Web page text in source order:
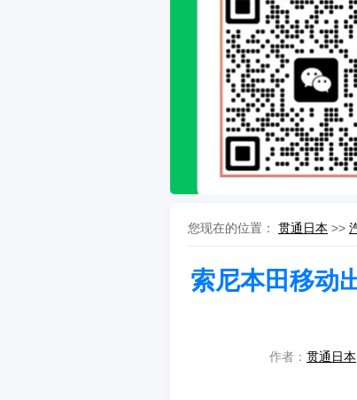
您现在的位置： 贯通日本 >>
索尼本田移动
作者： 贯通日本